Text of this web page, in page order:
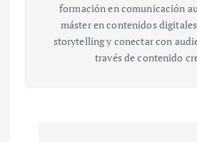
formación en comunicación
máster en contenidos
storytelling y conectar con
través de contenido